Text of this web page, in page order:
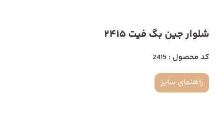
شلوار جین بگ فیت 2415
کد محصول : 2415
راهنمای سایز